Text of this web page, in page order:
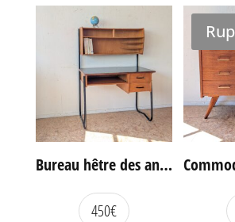
Bureau hêtre des années 60
450€